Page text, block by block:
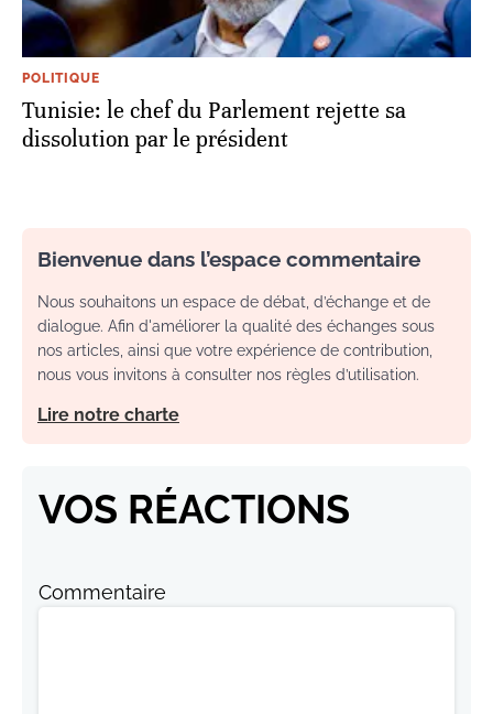
POLITIQUE
Tunisie: le chef du Parlement rejette sa
dissolution par le président
Bienvenue dans l’espace commentaire
Nous souhaitons un espace de débat, d’échange et de
dialogue. Afin d'améliorer la qualité des échanges sous
nos articles, ainsi que votre expérience de contribution,
nous vous invitons à consulter nos règles d’utilisation.
Lire notre charte
VOS RÉACTIONS
Commentaire